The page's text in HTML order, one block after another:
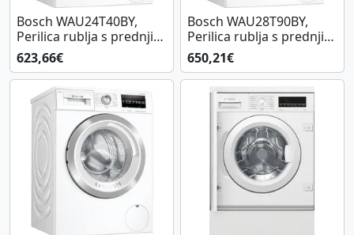
Bosch WAU24T40BY,
Perilica rublja s prednjim
punjenjem
623,66€
Bosch WAU28T90BY,
Perilica rublja s prednjim
punjenjem
650,21€